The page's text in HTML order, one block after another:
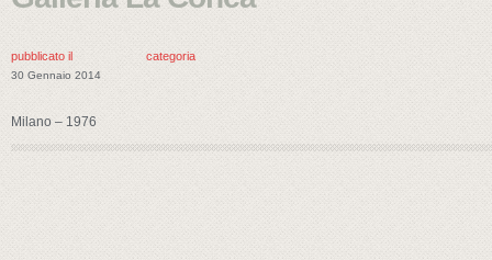
pubblicato il
30 Gennaio 2014
categoria
Milano – 1976